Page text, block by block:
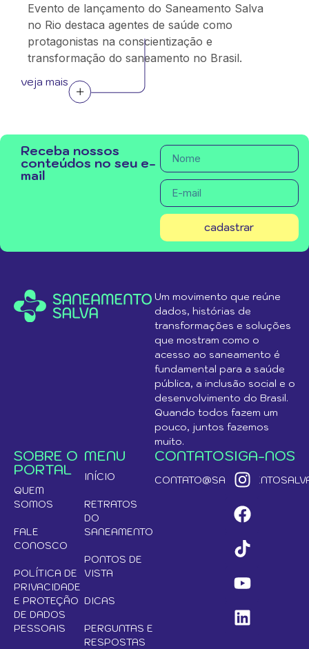
Evento de lançamento do Saneamento Salva
no Rio destaca agentes de saúde como
protagonistas na conscientização e
transformação do saneamento no Brasil.
veja mais
Receba nossos
conteúdos no seu e-
mail
cadastrar
Um movimento que reúne
dados, histórias de
transformações e soluções
que mostram como o
acesso ao saneamento é
fundamental para a saúde
pública, a inclusão social e o
desenvolvimento do Brasil.
Quando todos fazem um
pouco, juntos fazemos
muito.
SOBRE O
PORTAL
QUEM
SOMOS
FALE
CONOSCO
POLÍTICA DE
PRIVACIDADE
E PROTEÇÃO
DE DADOS
PESSOAIS
MENU
INÍCIO
RETRATOS
DO
SANEAMENTO
PONTOS DE
VISTA
DICAS
PERGUNTAS E
RESPOSTAS
CONTATOSIGA-NOS